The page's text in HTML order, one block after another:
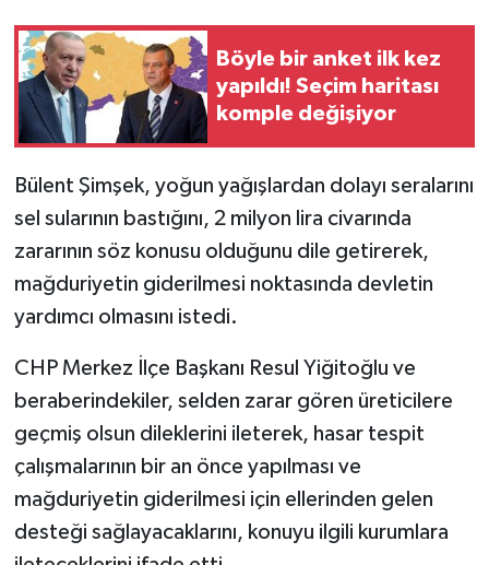
Böyle bir anket ilk kez
yapıldı! Seçim haritası
komple değişiyor
Bülent Şimşek, yoğun yağışlardan dolayı seralarını
sel sularının bastığını, 2 milyon lira civarında
zararının söz konusu olduğunu dile getirerek,
mağduriyetin giderilmesi noktasında devletin
yardımcı olmasını istedi.
CHP Merkez İlçe Başkanı Resul Yiğitoğlu ve
beraberindekiler, selden zarar gören üreticilere
geçmiş olsun dileklerini ileterek, hasar tespit
çalışmalarının bir an önce yapılması ve
mağduriyetin giderilmesi için ellerinden gelen
desteği sağlayacaklarını, konuyu ilgili kurumlara